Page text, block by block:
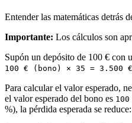
Entender las matemáticas detrás
Importante: Los cálculos son
Supón un depósito de 100 € con
100 € (bono) × 35 = 3.500 €
Para calcular el valor esperado,
el valor esperado del bono es
%), la pérdida esperada se reduce: